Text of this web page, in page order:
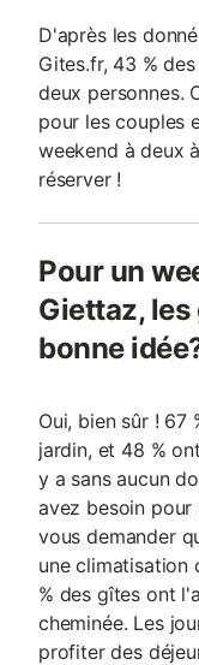
D'après les
Gites.fr, 43 %
deux personnes.
pour les couples
weekend à deux
réserver !
Pour un
Giettaz,
bonne
Oui, bien sûr ! 67
jardin, et 48 %
y a sans aucun
avez besoin
vous demander
une climatisation
% des gîtes ont
cheminée. Les
profiter des